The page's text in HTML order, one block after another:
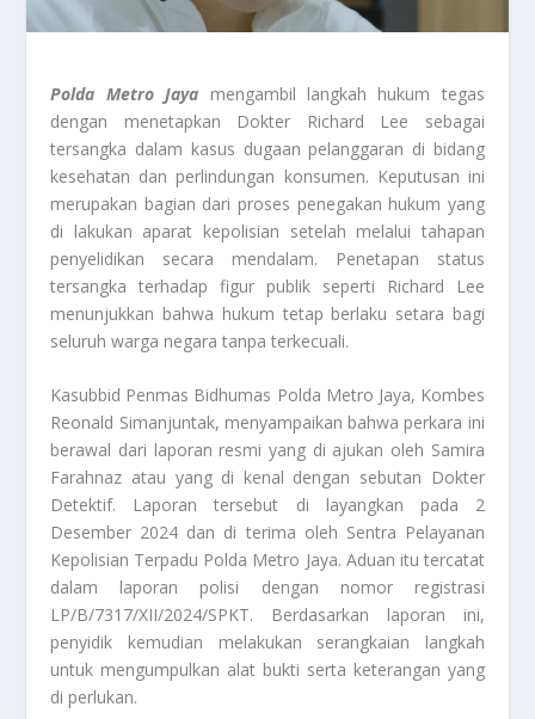
Polda Metro Jaya mengambil langkah hukum tegas
dengan menetapkan Dokter Richard Lee sebagai
tersangka dalam kasus dugaan pelanggaran di bidang
kesehatan dan perlindungan konsumen. Keputusan ini
merupakan bagian dari proses penegakan hukum yang
di lakukan aparat kepolisian setelah melalui tahapan
penyelidikan secara mendalam. Penetapan status
tersangka terhadap figur publik seperti Richard Lee
menunjukkan bahwa hukum tetap berlaku setara bagi
seluruh warga negara tanpa terkecuali.
Kasubbid Penmas Bidhumas Polda Metro Jaya, Kombes
Reonald Simanjuntak, menyampaikan bahwa perkara ini
berawal dari laporan resmi yang di ajukan oleh Samira
Farahnaz atau yang di kenal dengan sebutan Dokter
Detektif. Laporan tersebut di layangkan pada 2
Desember 2024 dan di terima oleh Sentra Pelayanan
Kepolisian Terpadu Polda Metro Jaya. Aduan itu tercatat
dalam laporan polisi dengan nomor registrasi
LP/B/7317/XII/2024/SPKT. Berdasarkan laporan ini,
penyidik kemudian melakukan serangkaian langkah
untuk mengumpulkan alat bukti serta keterangan yang
di perlukan.